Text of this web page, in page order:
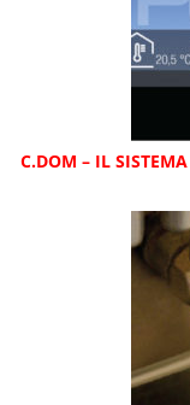
C.DOM – IL